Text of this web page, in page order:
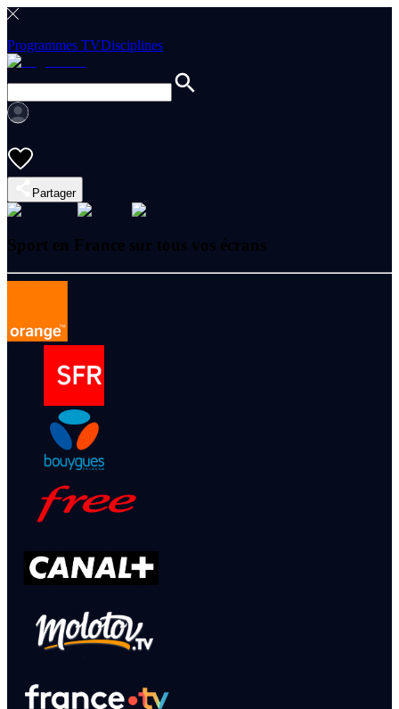
Programmes TVDisciplines
Partager
Sport en France sur tous vos écrans